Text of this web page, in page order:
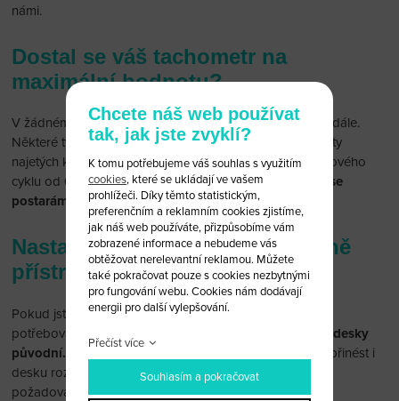
námi.
Dostal se váš tachometr na
maximální hodnotu?
V žádném případě to neznamená, že by vůz nemohl jet dále.
Některé typy automobilů po dosažení maximální hodnoty
najetých kilometrů potřebují přeprogramovat počítání nového
cyklu od 0.
Domluvte si u nás schůzku, o vše ostatní se
postaráme!
Nastavení tachometru po výměně
přístrojové desky
Pokud jste nuceni vyměnit přístrojovou desku, můžete
potřebovat
nastavit hodnoty tachometru na hodnoty desky
původní. Jediné, co potřebujete, je kromě desky nové přinést i
desku rozbitou, abychom vám mohli zaručit nastavení
požadované hodnoty.
Chcete náš web používat
tak, jak jste zvyklí?
K tomu potřebujeme váš souhlas s využitím
cookies, které se ukládají ve vašem
prohlížeči. Díky těmto statistickým,
preferenčním a reklamním cookies zjistíme,
jak náš web používáte, přizpůsobíme vám
zobrazené informace a nebudeme vás
obtěžovat nerelevantní reklamou. Můžete
také pokračovat pouze s cookies nezbytnými
pro fungování webu. Cookies nám dodávají
energii pro další vylepšování.
Přečíst více
Souhlasím a pokračovat